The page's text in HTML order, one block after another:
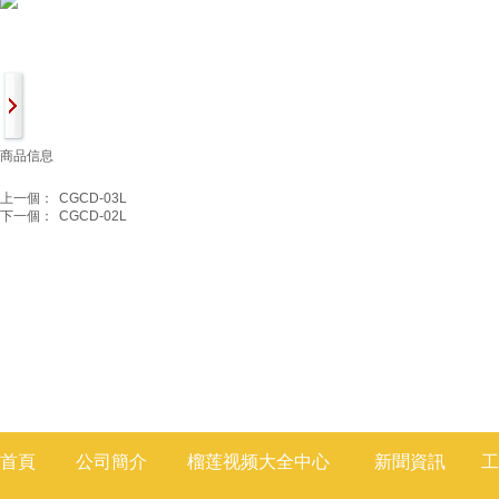
商品信息
上一個：
CGCD-03L
下一個：
CGCD-02L
首頁 公司簡介 榴莲视频大全中心 新聞資訊